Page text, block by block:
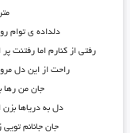
دلداده ی توام
رفتی از کنارم اما رفتنت
راحت از این دل
جان من رها
دل به دریاها بزن
جان جانانم